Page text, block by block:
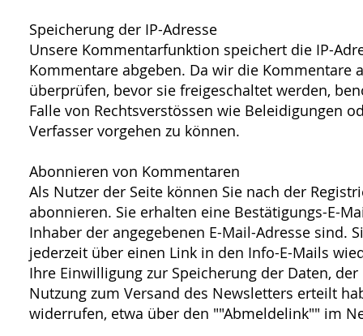
Speicherung der IP-Adresse
Unsere Kommentarfunktion speichert die IP-
Kommentare abgeben. Da wir die Kommentare
überprüfen, bevor sie freigeschaltet werden,
Falle von Rechtsverstössen wie Beleidigungen
Verfasser vorgehen zu können.
Abonnieren von Kommentaren
Als Nutzer der Seite können Sie nach der
abonnieren. Sie erhalten eine Bestätigungs-E-
Inhaber der angegebenen E-Mail-Adresse sind.
jederzeit über einen Link in den Info-E-Mails
Ihre Einwilligung zur Speicherung der Daten,
Nutzung zum Versand des Newsletters erteilt
widerrufen, etwa über den ""Abmeldelink"" im